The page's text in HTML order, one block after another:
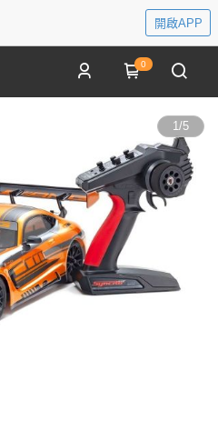
開啟APP
0
1/5